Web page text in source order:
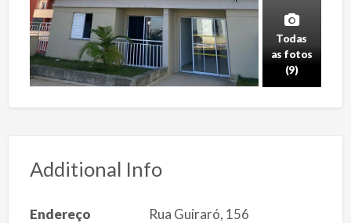
Todas
as fotos
(9)
Additional Info
Endereço
Rua Guiraró, 156